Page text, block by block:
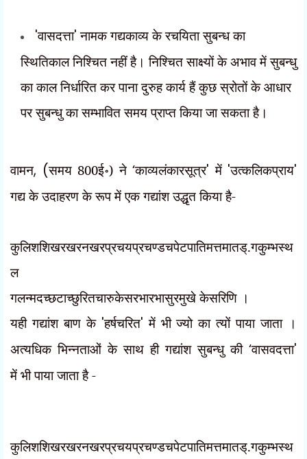
'वासदत्ता'नामक गद्यकाव्य के रचयिता सुबन्ध का
स्थितिकाल निश्चित नहीं है। निश्चित साक्ष्यों के अभाव में सुबन्धु
का काल निर्धारित कर पाना दुरुह कार्य हैं कुछ स्रोतों के आधार
पर सुबन्धु का सम्भावित समय प्राप्त किया जा सकता है।
वामन, (समय 800ई॰) ने ‘काव्यलंकारसूत्र'में 'उत्कलिकप्राय'
गद्य के उदाहरण के रूप में एक गद्यांश उद्धृत किया है-
कुलिशशिखरखरनखरप्रचयप्रचण्डचपेटपातिमत्तमातड्.गकुम्भस्थ
ल
गलन्मदच्छटाच्छुरितचारुकेसरभारभासुरमुखे केसरिणि ।
यही गद्यांश बाण के 'हर्षचरित'में भी ज्यो का त्यों पाया जाता ।
अत्यधिक भिन्नताओं के साथ ही गद्यांश सुबन्धु की ‘वासवदत्ता'
में भीपाया जाता है -
कुलिशशिखरखरनखरप्रचयप्रचण्डचपेटपातिमत्तमातड्.गकुम्भस्थ